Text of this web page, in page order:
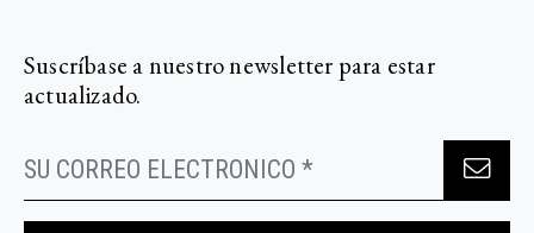
Suscríbase a nuestro newsletter para estar
actualizado.